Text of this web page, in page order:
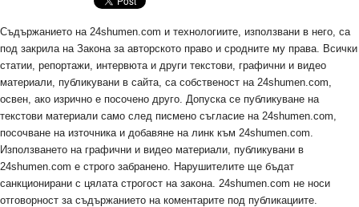
Съдържанието на 24shumen.com и технологиите, използвани в него, са
под закрила на Закона за авторското право и сродните му права. Всички
статии, репортажи, интервюта и други текстови, графични и видео
материали, публикувани в сайта, са собственост на 24shumen.com,
освен, ако изрично е посочено друго. Допуска се публикуване на
текстови материали само след писмено съгласие на 24shumen.com,
посочване на източника и добавяне на линк към 24shumen.com.
Използването на графични и видео материали, публикувани в
24shumen.com е строго забранено. Нарушителите ще бъдат
санкционирани с цялата строгост на закона. 24shumen.com не носи
отговорност за съдържанието на коментарите под публикациите.